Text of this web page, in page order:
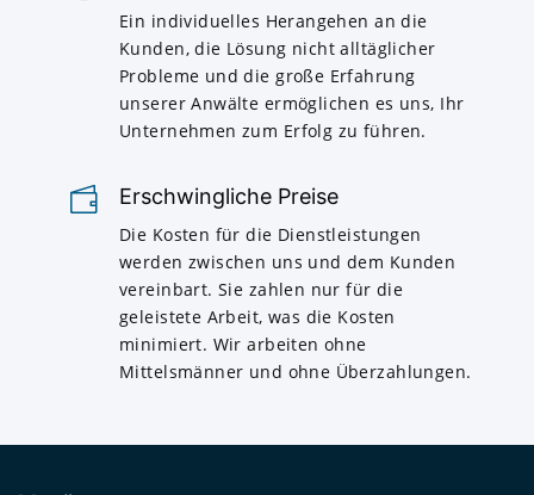
Ein individuelles Herangehen an die
Kunden, die Lösung nicht alltäglicher
Probleme und die große Erfahrung
unserer Anwälte ermöglichen es uns, Ihr
Unternehmen zum Erfolg zu führen.
Erschwingliche Preise
Die Kosten für die Dienstleistungen
werden zwischen uns und dem Kunden
vereinbart. Sie zahlen nur für die
geleistete Arbeit, was die Kosten
minimiert. Wir arbeiten ohne
Mittelsmänner und ohne Überzahlungen.